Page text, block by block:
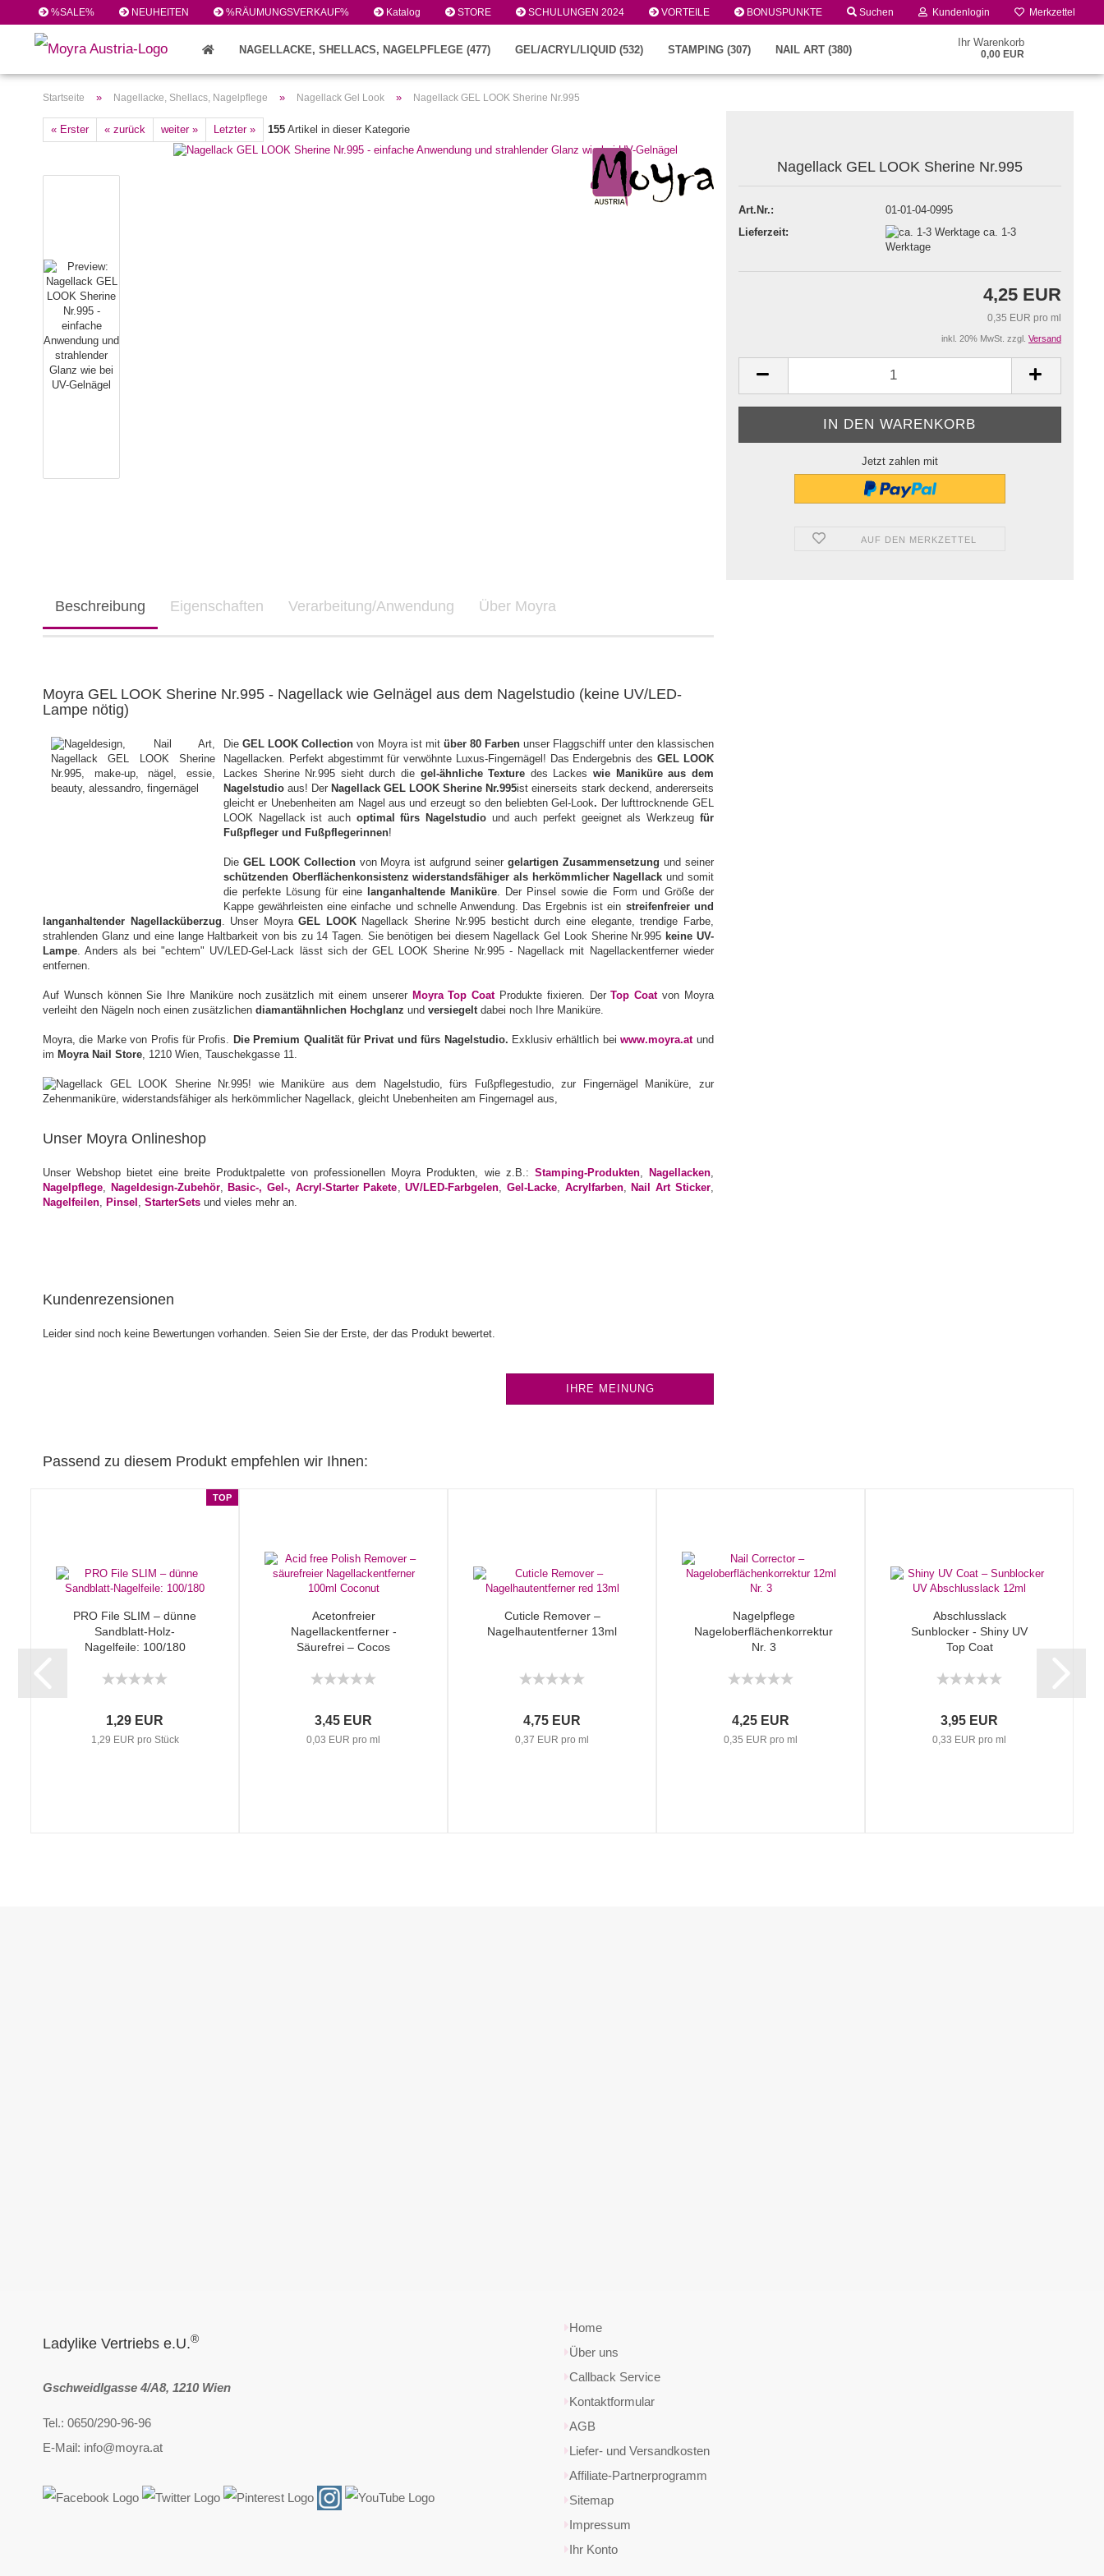
%SALE% NEUHEITEN %RÄUMUNGSVERKAUF% Katalog STORE SCHULUNGEN 2024 VORTEILE BONUSPUNKTE Suchen Kundenlogin
Konto erstellen
Merkzettel
Ihr Warenkorb
0,00 EUR
NAGELLACKE, SHELLACS, NAGELPFLEGE (477) GEL/ACRYL/LIQUID (532) STAMPING (307) NAIL ART (380)
Startseite » Nagellacke, Shellacs, Nagelpflege » Nagellack Gel Look » Nagellack GEL LOOK Sherine Nr.995
« Erster « zurück weiter » Letzter » 155 Artikel in dieser Kategorie
Nagellack GEL LOOK Sherine Nr.995
Art.Nr.:
01-01-04-0995
Lieferzeit:
ca. 1-3
Werktage
4,25 EUR
0,35 EUR pro ml
inkl. 20% MwSt. zzgl. Versand
Jetzt zahlen mit
AUF DEN MERKZETTEL
Beschreibung Eigenschaften Verarbeitung/Anwendung Über Moyra
Moyra GEL LOOK Sherine Nr.995 - Nagellack wie Gelnägel aus dem Nagelstudio (keine UV/LED-
Lampe nötig)
DieGEL LOOK Collection von Moyra ist mit über 80 Farben unser Flaggschiff unter den klassischen
Nagellacken. Perfekt abgestimmt für verwöhnte Luxus-Fingernägel! Das Endergebnis des GEL LOOK
Lackes Sherine Nr.995 sieht durch die gel-ähnliche Texture des Lackes wie Maniküre aus dem
Nagelstudio aus! Der Nagellack GEL LOOK Sherine Nr.995ist einerseits stark deckend, andererseits
gleicht er Unebenheiten am Nagel aus und erzeugt so den beliebten Gel-Look. Der lufttrocknende GEL
LOOK Nagellack ist auch optimal fürs Nagelstudio und auch perfekt geeignet als Werkzeug für
Fußpfleger und Fußpflegerinnen!
Die GEL LOOK Collectionvon Moyra ist aufgrund seiner gelartigen Zusammensetzung und seiner
schützenden Oberflächenkonsistenz widerstandsfähiger als herkömmlicher Nagellack und somit
die perfekte Lösung für eine
langanhaltende Maniküre. Der Pinsel sowie die Form und Größe der
Kappe gewährleisten eine einfache und schnelle Anwendung. Das Ergebnis ist ein streifenfreier und
langanhaltender Nagellacküberzug. Unser MoyraGEL LOOKNagellack Sherine Nr.995 besticht durch eine elegante, trendige Farbe,
strahlenden Glanz und eine lange Haltbarkeit von bis zu 14 Tagen. Sie benötigen bei diesem Nagellack Gel Look Sherine Nr.995 keine UV-
Lampe. Anders als bei "echtem" UV/LED-Gel-Lack lässt sich der GEL LOOK Sherine Nr.995 - Nagellack mit Nagellackentferner wieder
entfernen.
Auf Wunsch können Sie Ihre Maniküre noch zusätzlich mit einem unserer Moyra Top Coat Produkte fixieren. DerTop Coatvon Moyra
verleiht den Nägeln noch einen zusätzlichen diamantähnlichen Hochglanz und versiegelt dabei noch Ihre Maniküre.
Moyra, die Marke von Profis für Profis. Die Premium Qualität für Privat und fürs Nagelstudio. Exklusiv erhältlich beiwww.moyra.atund
im Moyra Nail Store, 1210 Wien, Tauschekgasse 11.
Unser Moyra Onlineshop
Unser Webshop bietet eine breite Produktpalette von professionellen Moyra Produkten, wie z.B.: Stamping-Produkten, Nagellacken,
Nagelpflege, Nageldesign-Zubehör, Basic-, Gel-, Acryl-Starter Pakete,UV/LED-Farbgelen, Gel-Lacke, Acrylfarben, Nail Art Sticker,
Nagelfeilen, Pinsel , StarterSets und vieles mehr an.
Kundenrezensionen
Leider sind noch keine Bewertungen vorhanden. Seien Sie der Erste, der das Produkt bewertet.
IHRE MEINUNG
Passend zu diesem Produkt empfehlen wir Ihnen:
TOP
PRO File SLIM – dünne
Sandblatt-Holz-
Nagelfeile: 100/180
1,29 EUR
1,29 EUR pro Stück
Acetonfreier
Nagellackentferner -
Säurefrei – Cocos
3,45 EUR
0,03 EUR pro ml
Cuticle Remover –
Nagelhautentferner 13ml
4,75 EUR
0,37 EUR pro ml
Nagelpflege
Nageloberflächenkorrektur
Nr. 3
4,25 EUR
0,35 EUR pro ml
Abschlusslack
Sunblocker - Shiny UV
Top Coat
3,95 EUR
0,33 EUR pro ml
Ladylike Vertriebs e.U.®
Gschweidlgasse 4/A8, 1210 Wien
Tel.: 0650/290-96-96
E-Mail: info@moyra.at
Home
Über uns
Callback Service
Kontaktformular
AGB
Liefer- und Versandkosten
Affiliate-Partnerprogramm
Sitemap
Impressum
Ihr Konto